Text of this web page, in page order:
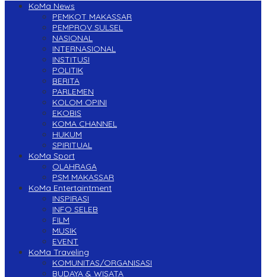
KoMa News
PEMKOT MAKASSAR
PEMPROV SULSEL
NASIONAL
INTERNASIONAL
INSTITUSI
POLITIK
BERITA
PARLEMEN
KOLOM OPINI
EKOBIS
KOMA CHANNEL
HUKUM
SPIRITUAL
KoMa Sport
OLAHRAGA
PSM MAKASSAR
KoMa Entertaintment
INSPIRASI
INFO SELEB
FILM
MUSIK
EVENT
KoMa Traveling
KOMUNITAS/ORGANISASI
BUDAYA & WISATA